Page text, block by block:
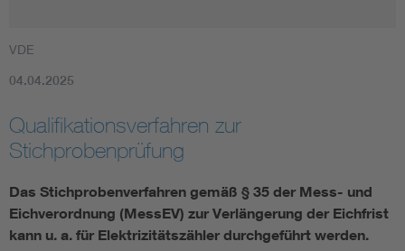
Vom Netz zum System
Digitalisierung und Metering
VDE
04.04.2025
Qualifikationsverfahren zur
Stichprobenprüfung
Das Stichprobenverfahren gemäß § 35 der Mess- und
Eichverordnung (MessEV) zur Verlängerung der Eichfrist
kann u. a. für Elektrizitätszähler durchgeführt werden.